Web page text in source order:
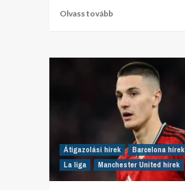
Olvass tovább
Átigazolási hírek
Barcelona hírek
La liga
Manchester United hírek